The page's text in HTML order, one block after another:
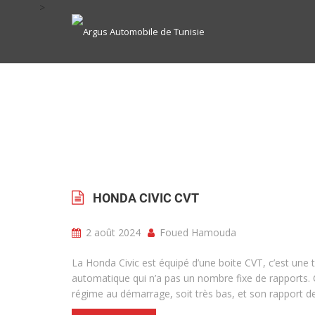
>
HONDA CIVIC CVT
2 août 2024 Foued Hamouda
La Honda Civic est équipé d’une boite CVT, c’est
automatique qui n’a pas un nombre fixe de
régime au démarrage, soit très bas, et son rapport